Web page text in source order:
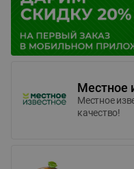
Местное
Местное
качество!